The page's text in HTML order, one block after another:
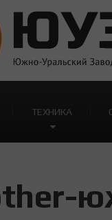
ТЕХНИКА